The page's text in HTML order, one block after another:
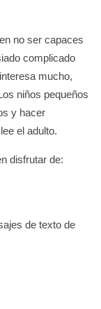
no ser capaces
complicado
mucho,
niños pequeños
y hacer
el adulto.
disfrutar de:
de texto de